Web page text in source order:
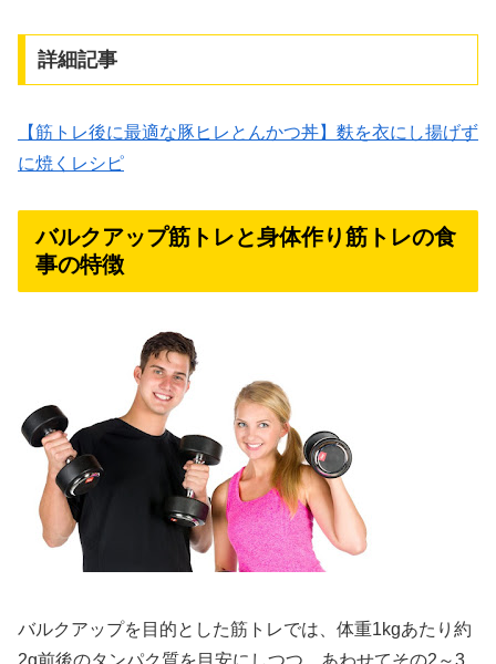
詳細記事
【筋トレ後に最適な豚ヒレとんかつ丼】麩を衣にし揚げず
に焼くレシピ
バルクアップ筋トレと身体作り筋トレの食
事の特徴
バルクアップを目的とした筋トレでは、体重1kgあたり約
2g前後のタンパク質を目安にしつつ、あわせてその2～3